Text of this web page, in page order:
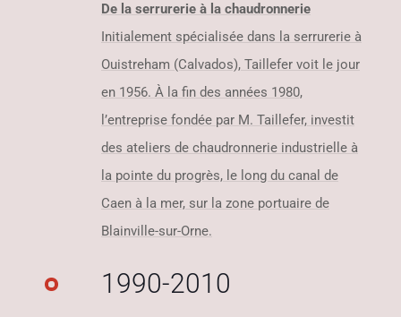
De la serrurerie à la chaudronnerie
Initialement spécialisée dans la serrurerie à
Ouistreham (Calvados), Taillefer voit le jour
en 1956. À la fin des années 1980,
l’entreprise fondée par M. Taillefer, investit
des ateliers de chaudronnerie industrielle à
la pointe du progrès, le long du canal de
Caen à la mer, sur la zone portuaire de
Blainville-sur-Orne.
1990-2010